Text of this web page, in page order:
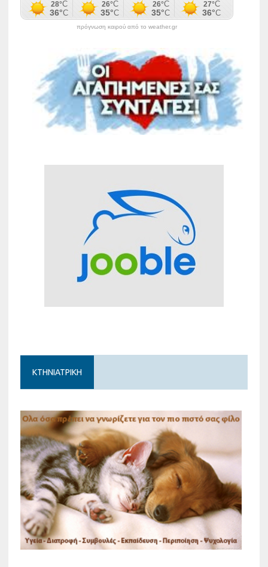
πρόγνωση καιρού από το weather.gr
ΚΤΗΝΙΑΤΡΙΚΗ